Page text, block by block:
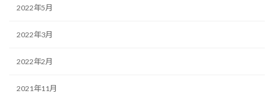
2022年5月
2022年3月
2022年2月
2021年11月